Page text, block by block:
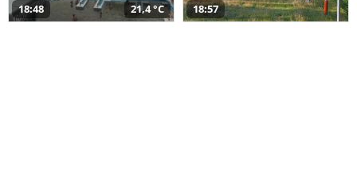
18:48 21,4 °C 18:57